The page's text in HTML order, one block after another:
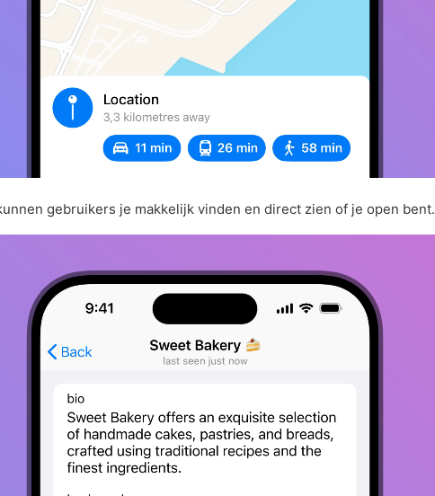
gebruikers je makkelijk vinden en direct zien of je open bent.